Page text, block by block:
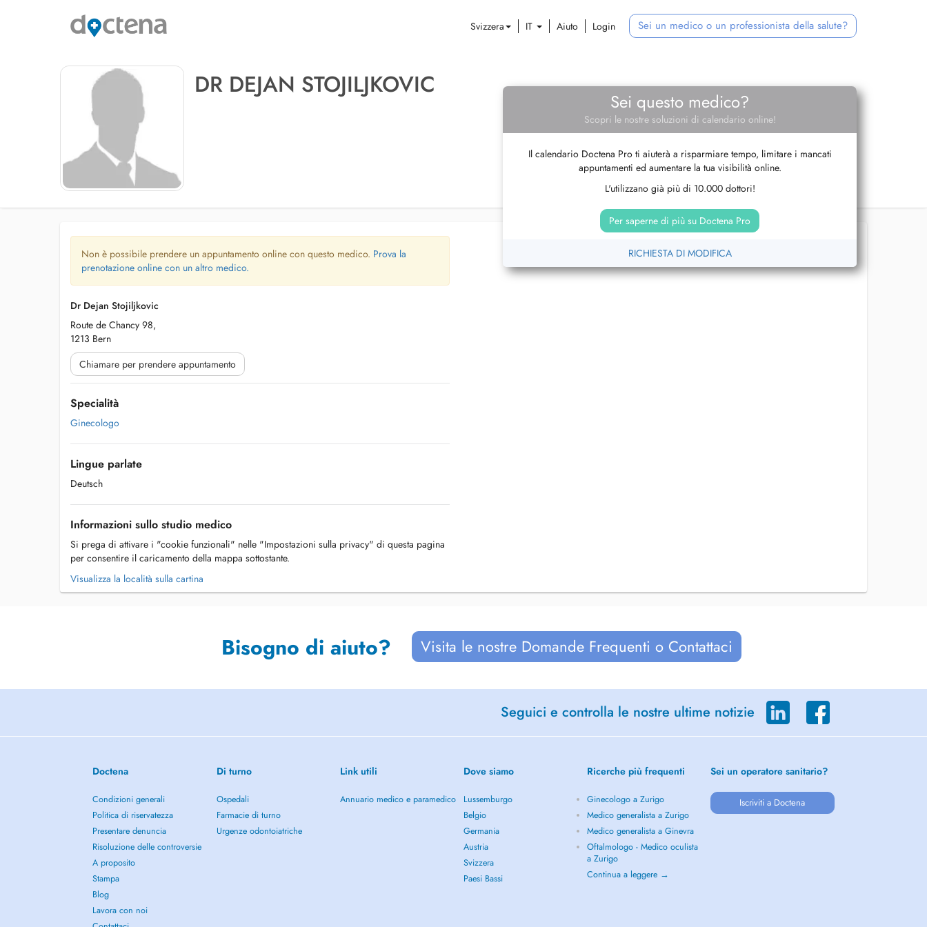
Svizzera IT Aiuto Login Sei un medico o un professionista della salute?
DR DEJAN STOJILJKOVIC
Sei questo medico?
Scopri le nostre soluzioni di calendario online!
Il calendario Doctena Pro ti aiuterà a risparmiare tempo, limitare i mancati
appuntamenti ed aumentare la tua visibilità online.
L'utilizzano già più di 10.000 dottori!
Per saperne di più su Doctena Pro
RICHIESTA DI MODIFICA
Non è possibile prendere un appuntamento online con questo medico. Prova la
prenotazione online con un altro medico.
Dr Dejan Stojiljkovic
Route de Chancy 98,
1213 Bern
Chiamare per prendere appuntamento
Specialità
Ginecologo
Lingue parlate
Deutsch
Informazioni sullo studio medico
Si prega di attivare i "cookie funzionali" nelle "Impostazioni sulla privacy" di questa pagina
per consentire il caricamento della mappa sottostante.
Visualizza la località sulla cartina
Bisogno di aiuto? Visita le nostre Domande Frequenti o Contattaci
Seguici e controlla le nostre ultime notizie
Doctena
Condizioni generali
Politica di riservatezza
Presentare denuncia
Risoluzione delle controversie
A proposito
Stampa
Blog
Lavora con noi
Di turno
Ospedali
Farmacie di turno
Urgenze odontoiatriche
Link utili
Annuario medico e paramedico
Dove siamo
Lussemburgo
Belgio
Germania
Austria
Svizzera
Paesi Bassi
Ricerche più frequenti
Ginecologo a Zurigo
Medico generalista a Zurigo
Medico generalista a Ginevra
Oftalmologo - Medico oculista
a Zurigo
Continua a leggere →
Sei un operatore sanitario?
Iscriviti a Doctena